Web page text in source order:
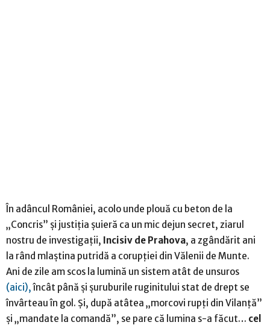
În adâncul României, acolo unde plouă cu beton de la
„Concris” și justiția șuieră ca un mic dejun secret, ziarul
nostru de investigații, Incisiv de Prahova, a zgândărit ani
la rând mlaștina putridă a corupției din Vălenii de Munte.
Ani de zile am scos la lumină un sistem atât de unsuros
(aici),încât până și șuruburile ruginitului stat de drept se
învârteau în gol. Și, după atâtea „morcovi rupți din Vilanță”
și „mandate la comandă”, se pare că lumina s-a făcut… cel